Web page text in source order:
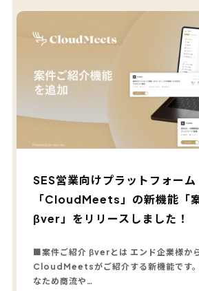
SES営業向けプラットフォーム
「CloudMeets」の新機能「
βver」をリリースしました！
■案件ご紹介 βverとは エンド企業様か
CloudMeetsがご紹介する新機能です
なため商流や…